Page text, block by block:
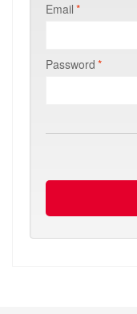
*
Email
*
Password